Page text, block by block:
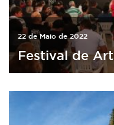
22 de Maio de 2022
Festival de